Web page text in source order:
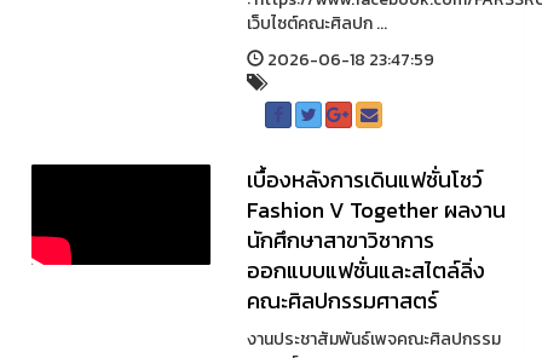
เว็บไซต์คณะศิลปก ...
2026-06-18 23:47:59
เบื้องหลังการเดินแฟชั่นโชว์
Fashion V Together ผลงาน
นักศึกษาสาขาวิชาการ
ออกแบบแฟชั่นและสไตล์ลิ่ง
คณะศิลปกรรมศาสตร์
งานประชาสัมพันธ์เพจคณะศิลปกรรม